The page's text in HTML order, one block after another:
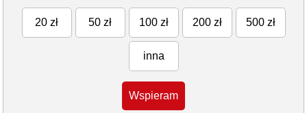
20 zł 50 zł 100 zł 200 zł 500 zł
inna
Wspieram